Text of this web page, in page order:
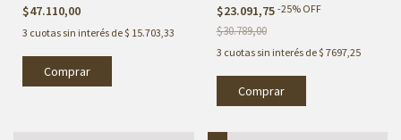
$47.110,00
3 cuotas sin interés de$ 15.703,33
$23.091,75 -25% OFF
$30.789,00
3 cuotas sin interés de$ 7697,25